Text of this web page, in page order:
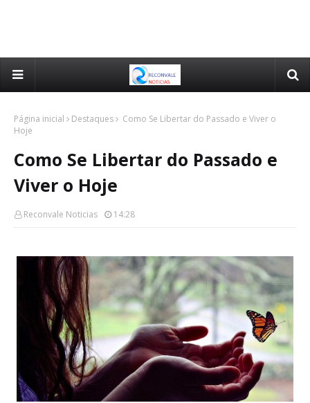
Página inicial Destaques
Como Se Libertar do Passado e Viver o
Hoje
Como Se Libertar do Passado e
Viver o Hoje
Reconvale Noticias 14:28